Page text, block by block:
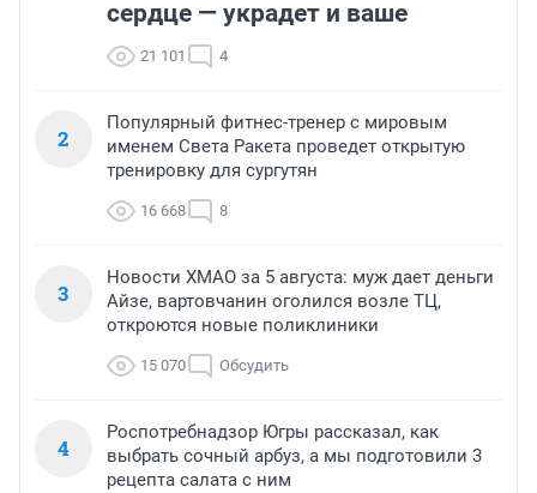
сердце — украдет и ваше
21 101 4
2
Популярный фитнес-тренер с мировым
именем Света Ракета проведет открытую
тренировку для сургутян
16 668 8
3
Новости ХМАО за 5 августа: муж дает деньги
Айзе, вартовчанин оголился возле ТЦ,
откроются новые поликлиники
15 070 Обсудить
4
Роспотребнадзор Югры рассказал, как
выбрать сочный арбуз, а мы подготовили 3
рецепта салата с ним